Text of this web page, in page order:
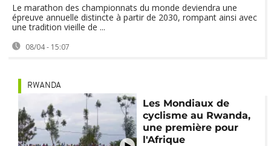
Le marathon des championnats du monde deviendra une
épreuve annuelle distincte à partir de 2030, rompant ainsi avec
une tradition vieille de ...
08/04 - 15:07
RWANDA
Les Mondiaux de
cyclisme au Rwanda,
une première pour
l'Afrique